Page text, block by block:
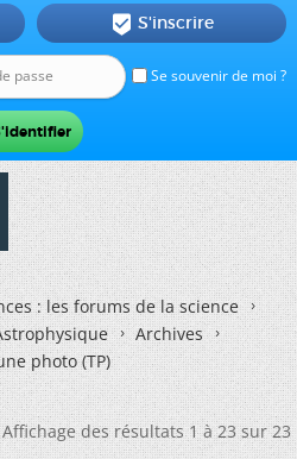
Se souvenir de moi ?
 S'inscrire
: les forums de la science
Archives
photo (TP)
Affichage des résultats 1 à 23 sur 23